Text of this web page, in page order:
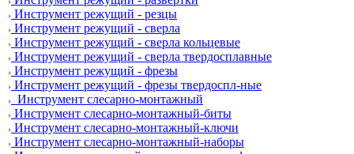
Инструмент режущий - резцы
Инструмент режущий - сверла
Инструмент режущий - сверла кольцевые
Инструмент режущий - сверла твердосплавные
Инструмент режущий - фрезы
Инструмент режущий - фрезы твердоспл-ные
Инструмент слесарно-монтажный
Инструмент слесарно-монтажный-биты
Инструмент слесарно-монтажный-ключи
Инструмент слесарно-монтажный-наборы